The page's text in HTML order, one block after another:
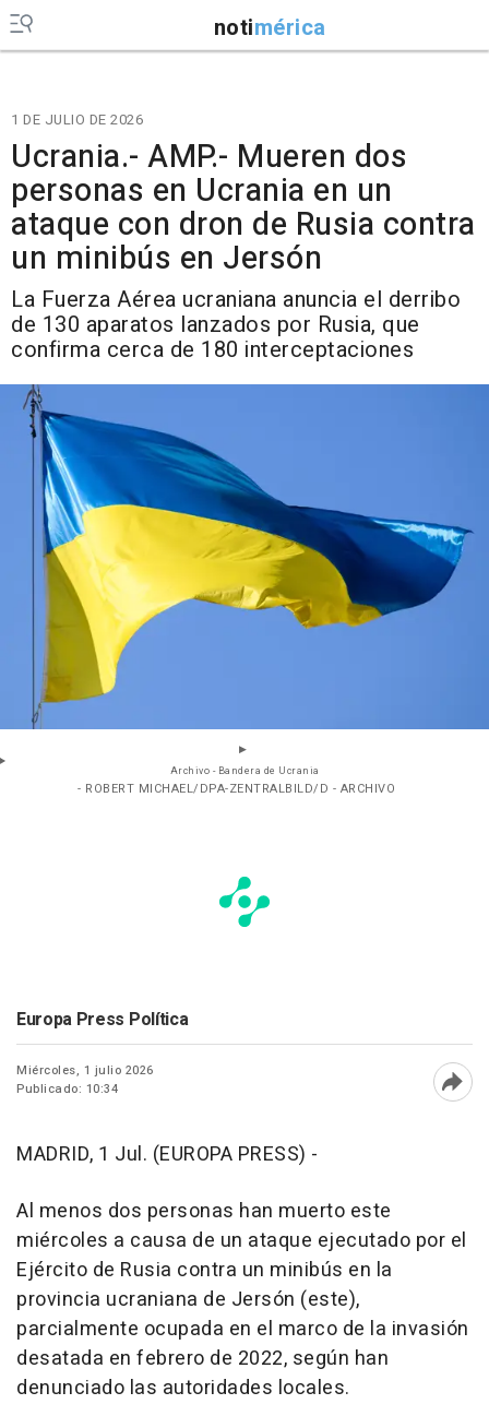
notimérica
1 DE JULIO DE 2026
Ucrania.- AMP.- Mueren dos
personas en Ucrania en un
ataque con dron de Rusia contra
un minibús en Jersón
La Fuerza Aérea ucraniana anuncia el derribo
de 130 aparatos lanzados por Rusia, que
confirma cerca de 180 interceptaciones
Archivo - Bandera de Ucrania
- ROBERT MICHAEL/DPA-ZENTRALBILD/D - ARCHIVO
Europa Press Política
Miércoles, 1 julio 2026
Publicado: 10:34
MADRID, 1 Jul. (EUROPA PRESS) -
Al menos dos personas han muerto este
miércoles a causa de un ataque ejecutado por el
Ejército de Rusia contra un minibús en la
provincia ucraniana de Jersón (este),
parcialmente ocupada en el marco de la invasión
desatada en febrero de 2022, según han
denunciado las autoridades locales.